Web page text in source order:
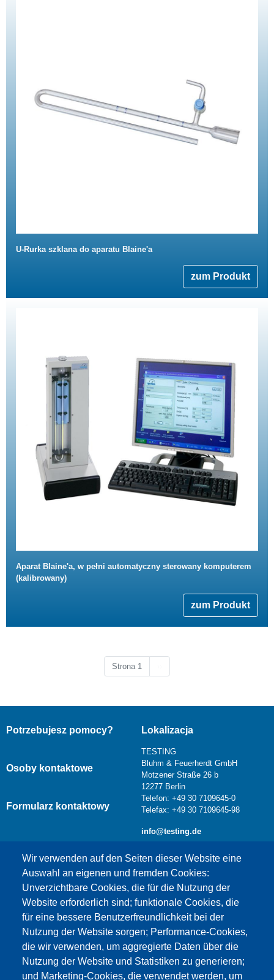
U-Rurka szklana do aparatu Blaine'a
zum Produkt
Aparat Blaine'a, w pełni automatyczny sterowany komputerem
(kalibrowany)
zum Produkt
Strona 1
Wir verwenden auf den Seiten dieser Website eine
Auswahl an eigenen und fremden Cookies:
Unverzichtbare Cookies, die für die Nutzung der
Website erforderlich sind; funktionale Cookies, die
für eine bessere Benutzerfreundlichkeit bei der
Nutzung der Website sorgen; Performance-Cookies,
die wir verwenden, um aggregierte Daten über die
Nutzung der Website und Statistiken zu generieren;
und Marketing-Cookies, die verwendet werden, um
Potrzebujesz pomocy?
Osoby kontaktowe
Formularz kontaktowy
Lokalizacja
TESTING
Bluhm & Feuerherdt GmbH
Motzener Straße 26 b
12277 Berlin
Telefon: +49 30 7109645-0
Telefax: +49 30 7109645-98
info@testing.de
Dieser Inhalt ist blockiert, da die Google Maps
Cookies nicht akzeptiert wurden.